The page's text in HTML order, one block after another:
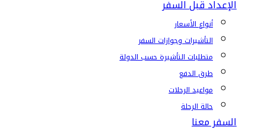
الإعداد قبل السفر
أنواع الأسعار
التأشيرات وجوازات السفر
متطلبات التأشيرة حسب الدولة
طرق الدفع
مواعيد الرحلات
حالة الرحلة
السفر معنا